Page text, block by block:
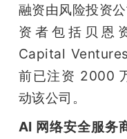
融资由风险投资
资者包括贝恩
Capital
前已注资 2000
动该公司。
AI 网络安全服